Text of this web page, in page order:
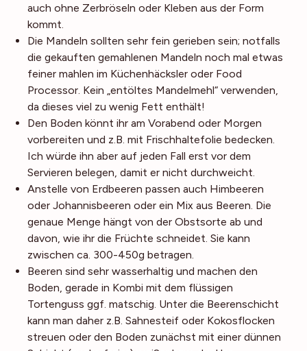
auch ohne Zerbröseln oder Kleben aus der Form
kommt.
Die Mandeln sollten sehr fein gerieben sein; notfalls
die gekauften gemahlenen Mandeln noch mal etwas
feiner mahlen im Küchenhäcksler oder Food
Processor. Kein „entöltes Mandelmehl“ verwenden,
da dieses viel zu wenig Fett enthält!
Den Boden könnt ihr am Vorabend oder Morgen
vorbereiten und z.B. mit Frischhaltefolie bedecken.
Ich würde ihn aber auf jeden Fall erst vor dem
Servieren belegen, damit er nicht durchweicht.
Anstelle von Erdbeeren passen auch Himbeeren
oder Johannisbeeren oder ein Mix aus Beeren. Die
genaue Menge hängt von der Obstsorte ab und
davon, wie ihr die Früchte schneidet. Sie kann
zwischen ca. 300-450g betragen.
Beeren sind sehr wasserhaltig und machen den
Boden, gerade in Kombi mit dem flüssigen
Tortenguss ggf. matschig. Unter die Beerenschicht
kann man daher z.B. Sahnesteif oder Kokosflocken
streuen oder den Boden zunächst mit einer dünnen